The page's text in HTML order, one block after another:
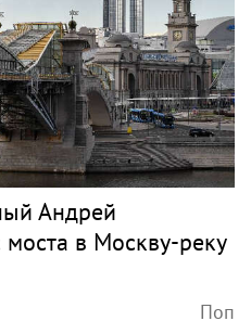
Андрей
в Москву-реку
Поп